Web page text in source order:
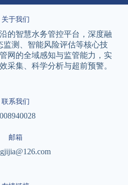
关于我们
的智慧水务管控平台，深度融
监测、智能风险评估等核心技
网的全域感知与监管能力，实
采集、科学分析与超前预警。
联系我们
邮箱